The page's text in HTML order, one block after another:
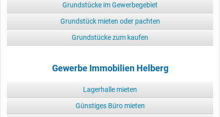
Grundstücke im Gewerbegebiet
Grundstück mieten oder pachten
Grundstücke zum kaufen
Gewerbe Immobilien Helberg
Lagerhalle mieten
Günstiges Büro mieten